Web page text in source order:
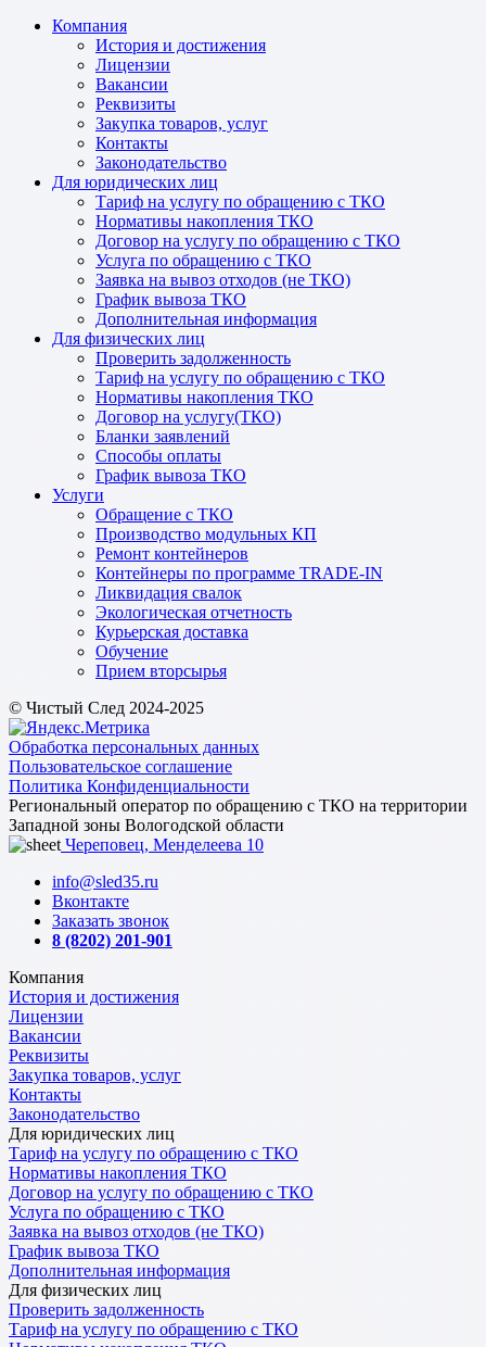
Компания
История и достижения
Лицензии
Вакансии
Реквизиты
Закупка товаров, услуг
Контакты
Законодательство
Для юридических лиц
Тариф на услугу по обращению с ТКО
Нормативы накопления ТКО
Договор на услугу по обращению с ТКО
Услуга по обращению с ТКО
Заявка на вывоз отходов (не ТКО)
График вывоза ТКО
Дополнительная информация
Для физических лиц
Проверить задолженность
Тариф на услугу по обращению с ТКО
Нормативы накопления ТКО
Договор на услугу(ТКО)
Бланки заявлений
Способы оплаты
График вывоза ТКО
Услуги
Обращение с ТКО
Производство модульных КП
Ремонт контейнеров
Контейнеры по программе TRADE-IN
Ликвидация свалок
Экологическая отчетность
Курьерская доставка
Обучение
Прием вторсырья
© Чистый След 2024-2025
Обработка персональных данных
Пользовательское соглашение
Политика Конфиденциальности
Региональный оператор по обращению с ТКО на территории
Западной зоны Вологодской области
Череповец, Менделеева 10
info@sled35.ru
Вконтакте
Заказать звонок
8 (8202) 201-901
Компания
История и достижения
Лицензии
Вакансии
Реквизиты
Закупка товаров, услуг
Контакты
Законодательство
Для юридических лиц
Тариф на услугу по обращению с ТКО
Нормативы накопления ТКО
Договор на услугу по обращению с ТКО
Услуга по обращению с ТКО
Заявка на вывоз отходов (не ТКО)
График вывоза ТКО
Дополнительная информация
Для физических лиц
Проверить задолженность
Тариф на услугу по обращению с ТКО